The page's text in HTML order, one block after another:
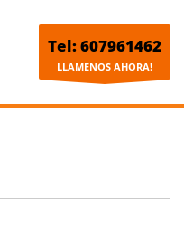
Tel: 607961462
LLAMENOS AHORA!